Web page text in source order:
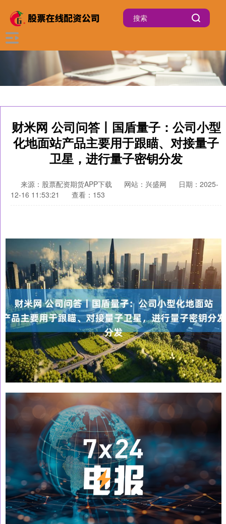
财米网 公司问答丨国盾量子：公司小型
化地面站产品主要用于跟瞄、对接量子
卫星，进行量子密钥分发
来源：股票配资期货APP下载 网站：兴盛网
日期：2025-
12-16 11:53:21
查看：153